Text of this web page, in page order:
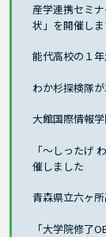
産学連携セミ
状」を開催し
能代高校の１
わか杉探検隊
大館国際情報
「～しったげ
催しました
青森県立六ヶ
「大学院修了